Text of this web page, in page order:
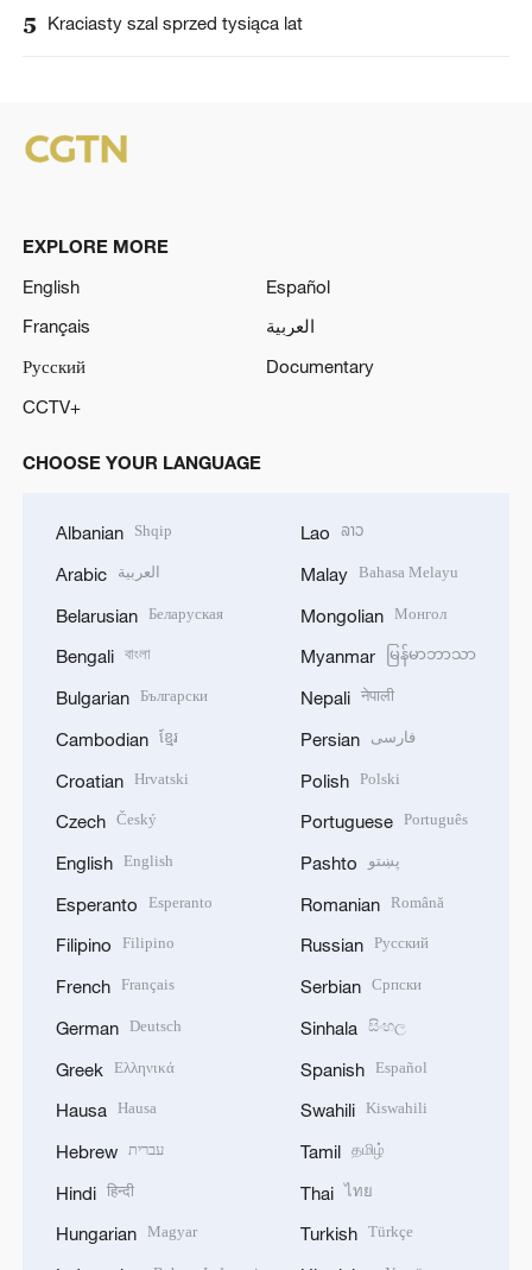
5 Kraciasty szal sprzed tysiąca lat
EXPLORE MORE
English
Español
Français
العربية
Русский
Documentary
CCTV+
CHOOSE YOUR LANGUAGE
Albanian Shqip
Arabic العربية
Belarusian Беларуская
Bengali বাংলা
Bulgarian Български
Cambodian ខ្មែរ
Croatian Hrvatski
Czech Český
English English
Esperanto Esperanto
Filipino Filipino
French Français
German Deutsch
Greek Ελληνικά
Hausa Hausa
Hebrew עברית
Hindi हिन्दी
Hungarian Magyar
Lao ລາວ
Malay Bahasa Melayu
Mongolian Монгол
Myanmar မြန်မာဘာသာ
Nepali नेपाली
Persian فارسی
Polish Polski
Portuguese Português
Pashto پښتو
Romanian Română
Russian Русский
Serbian Српски
Sinhala සිංහල
Spanish Español
Swahili Kiswahili
Tamil தமிழ்
Thai ไทย
Turkish Türkçe